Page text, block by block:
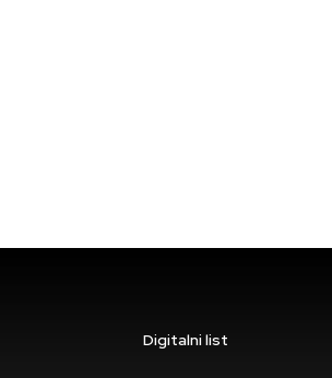
Digitalni list